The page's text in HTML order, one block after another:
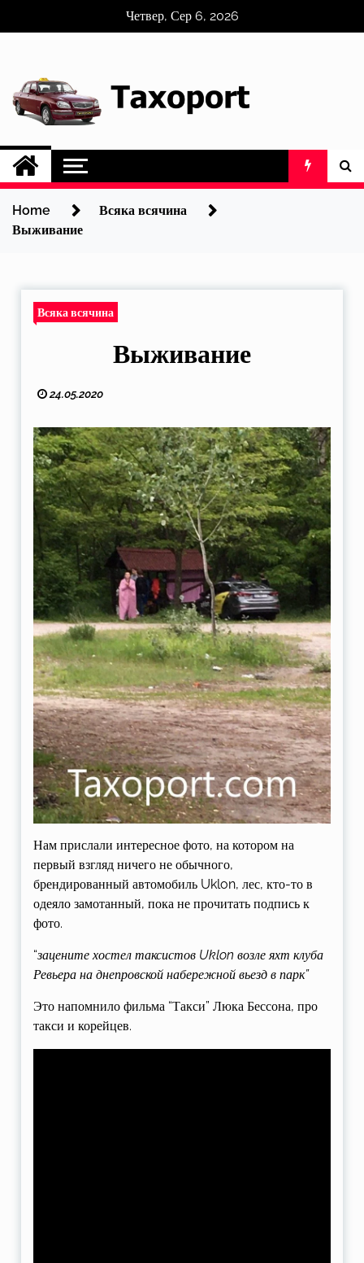
Четвер, Сер 6, 2026
Home
Всяка всячина
Выживание
Всяка всячина
Выживание
24.05.2020
Нам прислали интересное фото, на котором на
первый взгляд ничего не обычного,
брендированный автомобиль Uklon, лес, кто-то в
одеяло замотанный, пока не прочитать подпись к
фото.
“зацените хостел таксистов Uklon возле яхт клуба
Ревьера на днепровской набережной вьезд в парк”
Это напомнило фильма “Такси” Люка Бессона, про
такси и корейцев.